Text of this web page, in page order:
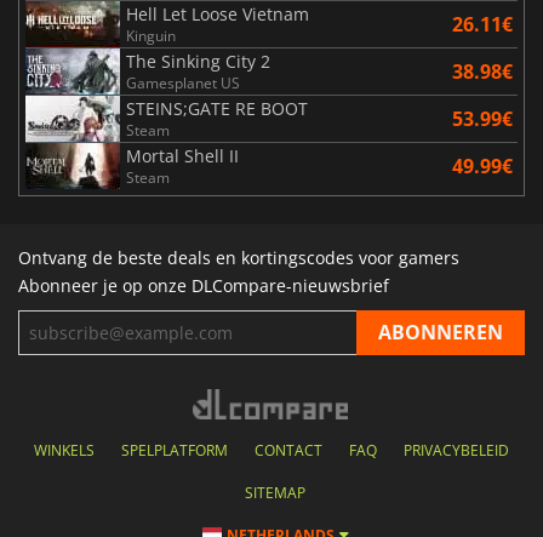
Hell Let Loose Vietnam
Kinguin 26.11€
The Sinking City 2
Gamesplanet US 38.98€
STEINS;GATE RE BOOT
Steam 53.99€
Mortal Shell II
Steam 49.99€
Ontvang de beste deals en kortingscodes voor gamers
Abonneer je op onze DLCompare-nieuwsbrief
WINKELS SPELPLATFORM CONTACT FAQ PRIVACYBELEID
SITEMAP